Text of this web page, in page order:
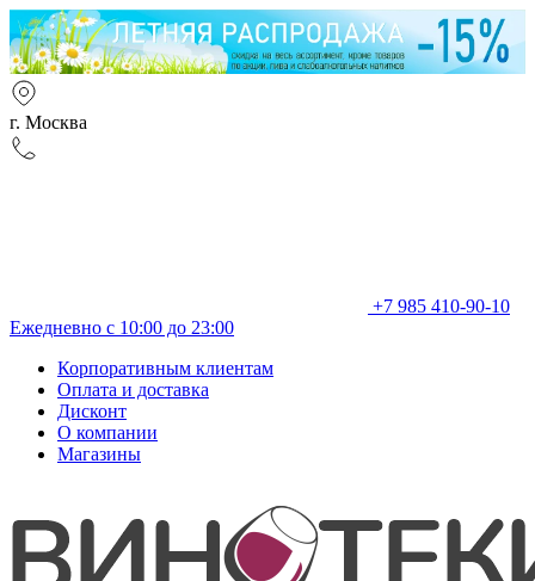
г. Москва
+7 985 410-90-10
Ежедневно с 10:00 до 23:00
Корпоративным клиентам
Оплата и доставка
Дисконт
О компании
Магазины